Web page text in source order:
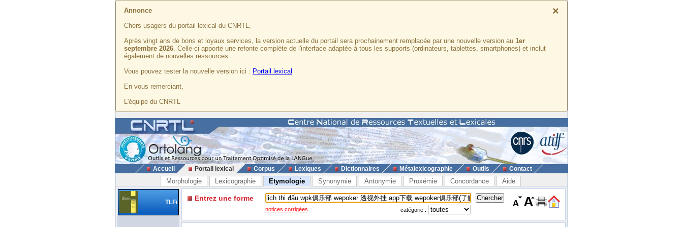
×
Annonce
Chers usagers du portail lexical du CNRTL,
Après vingt ans de bons et loyaux services, la version actuelle du portail sera prochainement remplacée par une nouvelle version au 1er
septembre 2026. Celle-ci apporte une refonte complète de l'interface adaptée à tous les supports (ordinateurs, tablettes, smartphones) et inclut
également de nouvelles ressources.
Vous pouvez tester la nouvelle version ici : Portail lexical
En vous remerciant,
L'équipe du CNRTL
Accueil Portail lexical Corpus Lexiques Dictionnaires Métalexicographie Outils Contact
Morphologie Lexicographie Etymologie Synonymie Antonymie Proxémie Concordance Aide
TLFi Entrez une forme
notices corrigées catégorie :